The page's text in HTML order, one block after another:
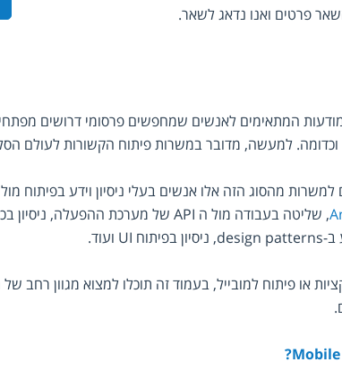
פרטים ואנו נדאג לשאר.
מהסוג הזה אלו אנשים בעלי ניסיון וידע בפיתוח מול